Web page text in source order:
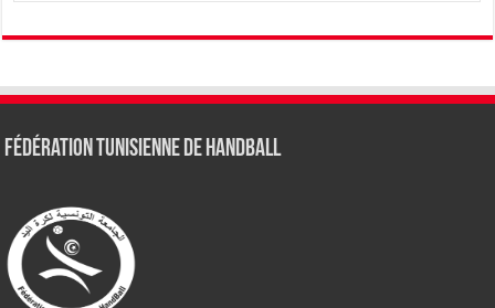
Fédération tunisienne de Handball